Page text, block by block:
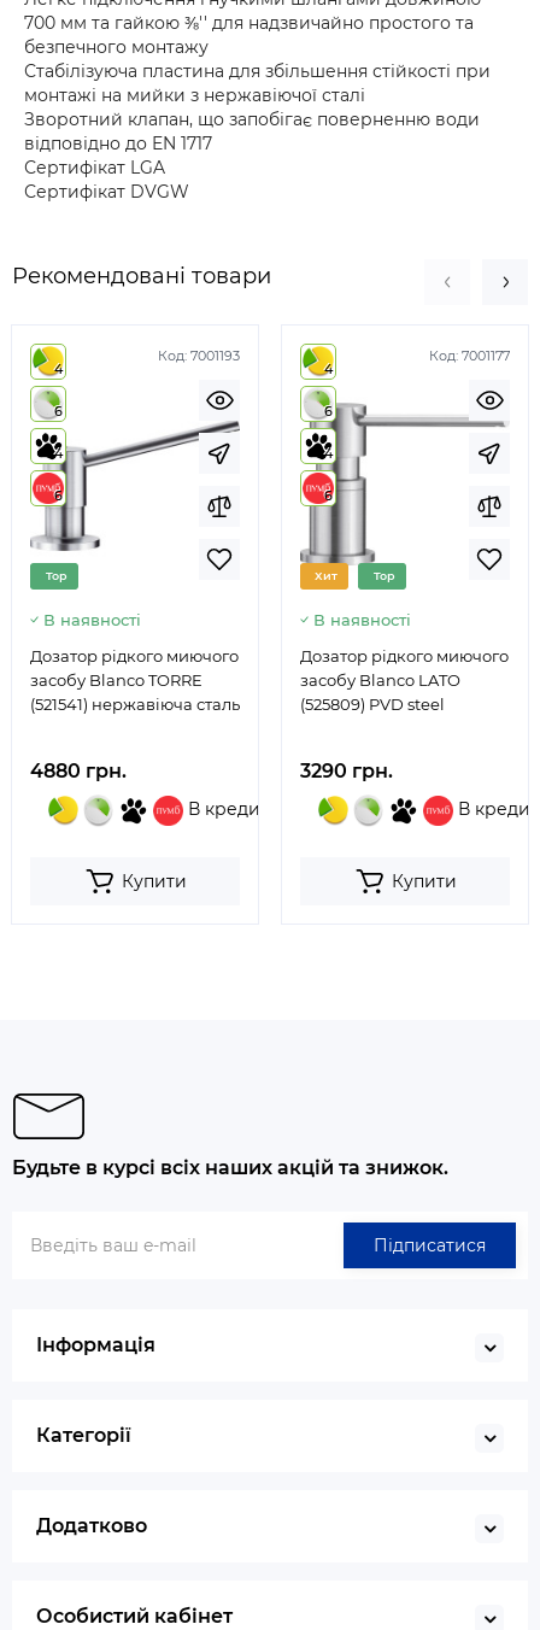
700 мм та гайкою ⅜'' для надзвичайно простого та
безпечного монтажу
Стабілізуюча пластина для збільшення стійкості при
монтажі на мийки з нержавіючої сталі
Зворотний клапан, що запобігає поверненню води
відповідно до EN 1717
Сертифікат LGA
Сертифікат DVGW
Рекомендовані товари
Код: 7001193
4
6
4
6
Top
В наявності
Дозатор рідкого миючого
засобу Blanco TORRE
(521541) нержавіюча сталь
4880 грн.
В кредит
Купити
Код: 7001177
4
6
4
6
Хит Top
В наявності
Дозатор рідкого миючого
засобу Blanco LATO
(525809) PVD steel
3290 грн.
В кредит
Купити
Будьте в курсі всіх наших акцій та знижок.
Підписатися
Інформація
Категорії
Додатково
Особистий кабінет